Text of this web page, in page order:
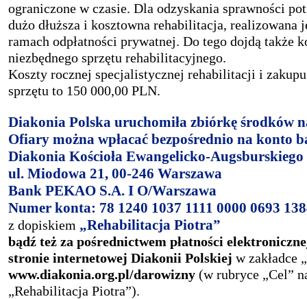
ograniczone w czasie. Dla odzyskania sprawności
dużo dłuższa i kosztowna rehabilitacja, realizowana
ramach odpłatności prywatnej. Do tego dojdą także
niezbędnego sprzętu rehabilitacyjnego.
Koszty rocznej specjalistycznej rehabilitacji i
sprzętu to 150 000,00 PLN.
Diakonia Polska uruchomiła zbiórkę środków
Ofiary można wpłacać bezpośrednio na konto
Diakonia Kościoła Ewangelicko-Augsburskiego
ul. Miodowa 21, 00-246 Warszawa
Bank PEKAO S.A. I O/Warszawa
Numer konta: 78 1240 1037 1111 0000 0693
z dopiskiem „Rehabilitacja Piotra”
bądź też za pośrednictwem płatności
stronie internetowej Diakonii Polskiej w zakładce
www.diakonia.org.pl/darowizny (w rubryce „Cel”
„Rehabilitacja Piotra”).